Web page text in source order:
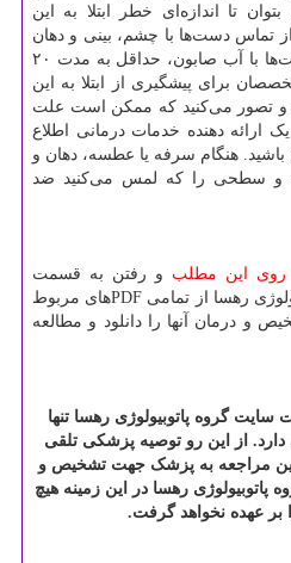
تا اندازه‌ای خطر ابتلا به این
تماس دست‌ها با چشم، بینی و دهان
باید خودداری شود. شستن دست‌ها با آب صابون، حداقل به مدت ۲۰
برای پیشگیری از ابتلا به این
و تصور می‌کنید که ممکن است علت
ارائه دهنده خدمات درمانی اطلاع
باشید. هنگام سرفه یا عطسه، دهان و
و سطحی را که لمس می‌کنید ضد
روی این مطلب و رفتن به قسمت
رهسا از تمامی PDFهای مربوط
و درمان آنها را دانلود و مطالعه
گروه پاتوبیولوژی رهسا تنها
از این رو توصیه پزشکی تلقی
مراجعه به پزشک جهت تشخیص و
پاتوبیولوژی رهسا در این زمینه هیچ
بر عهده نخواهد گرفت.